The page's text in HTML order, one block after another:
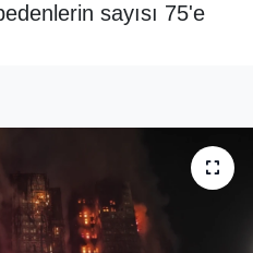
sayısı 75'e